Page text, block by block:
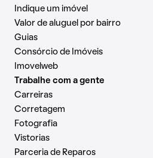
Indique um imóvel
Valor de aluguel por bairro
Guias
Consórcio de Imóveis
Imovelweb
Trabalhe com a gente
Carreiras
Corretagem
Fotografia
Vistorias
Parceria de Reparos